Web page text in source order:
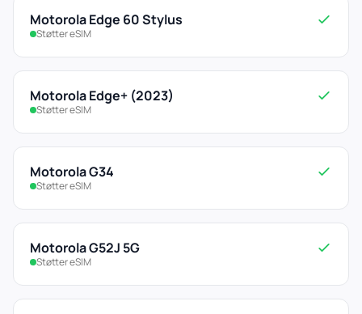
Motorola Edge 60 Stylus
Støtter eSIM
Motorola Edge+ (2023)
Støtter eSIM
Motorola G34
Støtter eSIM
Motorola G52J 5G
Støtter eSIM